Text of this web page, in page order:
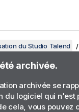
du Studio Talend
archivée.
archivée se
du logiciel qui n'est
cela, vous pouvez